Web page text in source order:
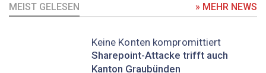
MEIST GELESEN » MEHR NEWS
Keine Konten kompromittiert
Sharepoint-Attacke trifft auch
Kanton Graubünden